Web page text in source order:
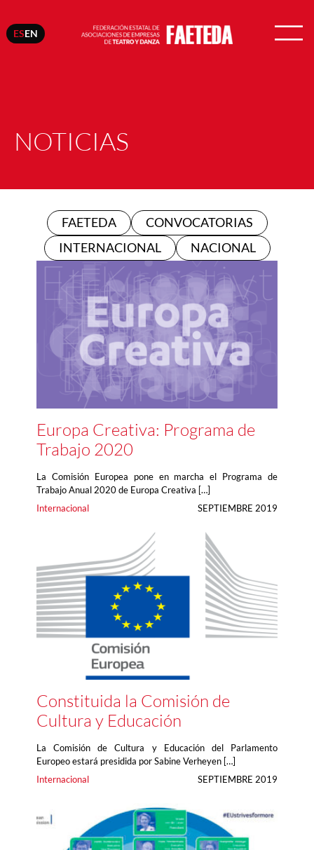
ESEN
NOTICIAS
FAETEDA
CONVOCATORIAS
INTERNACIONAL
NACIONAL
Europa Creativa: Programa de
Trabajo 2020
La Comisión Europea pone en marcha el Programa de
Trabajo Anual 2020 de Europa Creativa […]
Internacional
SEPTIEMBRE 2019
Constituida la Comisión de
Cultura y Educación
La Comisión de Cultura y Educación del Parlamento
Europeo estará presidida por Sabine Verheyen […]
Internacional
SEPTIEMBRE 2019